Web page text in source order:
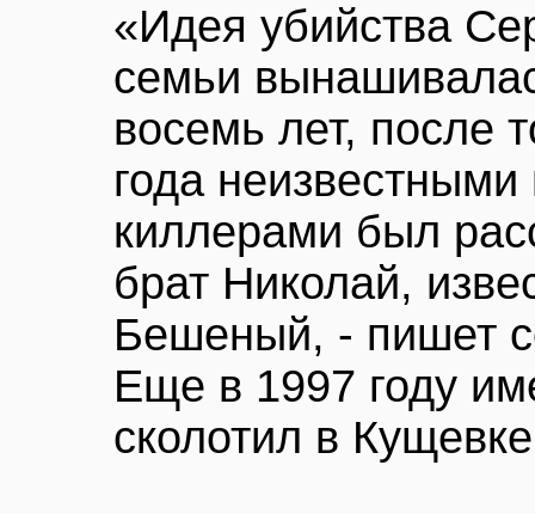
«Идея убийства
семьи
восемь лет, после
года
киллерами был
брат Николай,
Бешеный, - пишет
Еще в 1997 году
сколотил в